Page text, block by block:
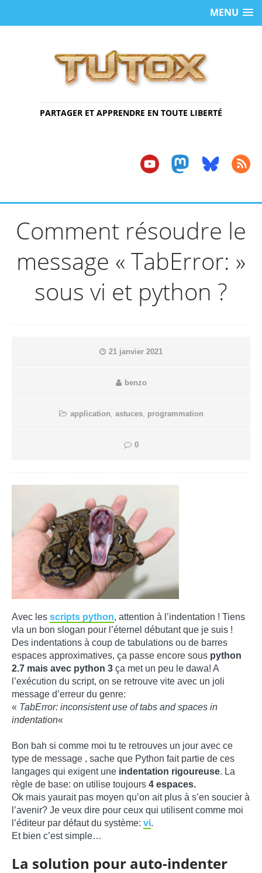
MENU
PARTAGER ET APPRENDRE EN TOUTE LIBERTÉ
Comment résoudre le
message « TabError: »
sous vi et python ?
21 janvier 2021
benzo
application astuces, programmation
0
Avec les scripts python, attention à l’indentation ! Tiens
vla un bon slogan pour l’éternel débutant que je suis !
Des indentations à coup de tabulations ou de barres
espaces approximatives, ça passe encore sous python
2.7 mais avec python 3 ça met un peu le dawa! A
l’exécution du script, on se retrouve vite avec un joli
message d’erreur du genre:
« TabError: inconsistent use of tabs and spaces in
indentation«
Bon bah si comme moi tu te retrouves un jour avec ce
type de message , sache que Python fait partie de ces
langages qui exigent une indentation rigoureuse. La
règle de base: on utilise toujours 4 espaces.
Ok mais yaurait pas moyen qu’on ait plus à s’en soucier à
l’avenir? Je veux dire pour ceux qui utilisent comme moi
l’éditeur par défaut du système: vi.
Et bien c’est simple…
La solution pour auto-indenter